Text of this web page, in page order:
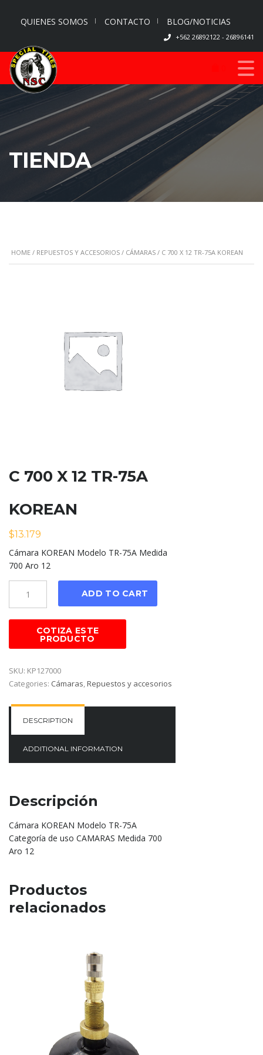
QUIENES SOMOS CONTACTO BLOG/NOTICIAS
+562 26892122 - 26896141
TIENDA
HOME / REPUESTOS Y ACCESORIOS / CÁMARAS / C 700 X 12 TR-75A KOREAN
C 700 X 12 TR-75A
KOREAN
$13.179
Cámara KOREAN Modelo TR-75A Medida
700 Aro 12
ADD TO CART
SKU: KP127000
Categories: Cámaras,Repuestos y accesorios
DESCRIPTION
ADDITIONAL INFORMATION
Descripción
Cámara KOREAN Modelo TR-75A
Categoría de uso CAMARAS Medida 700
Aro 12
Productos
relacionados